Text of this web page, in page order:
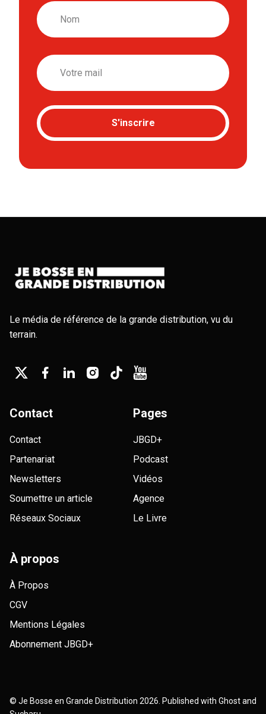
Nom
Email
S'inscrire
Le média de référence de la grande distribution, vu du
terrain.
Contact
Contact
Partenariat
Newsletters
Soumettre un article
Réseaux Sociaux
Pages
JBGD+
Podcast
Vidéos
Agence
Le Livre
À propos
À Propos
CGV
Mentions Légales
Abonnement JBGD+
© Je Bosse en Grande Distribution 2026. Published with Ghostand